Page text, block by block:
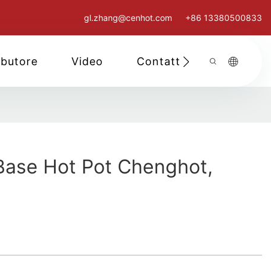
gl.zhang@cenhot.com +86 13380500833
Video Contattaci
Hot Pot Chenghot,